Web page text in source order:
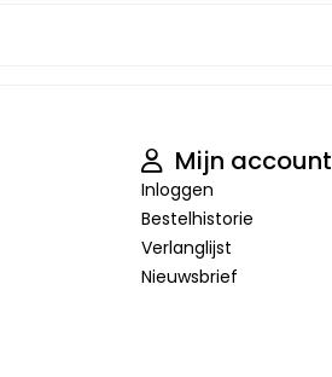
Mijn account
Inloggen
Bestelhistorie
Verlanglijst
Nieuwsbrief